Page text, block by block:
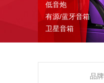
低音炮
有源/蓝牙音箱
卫星音箱
品牌